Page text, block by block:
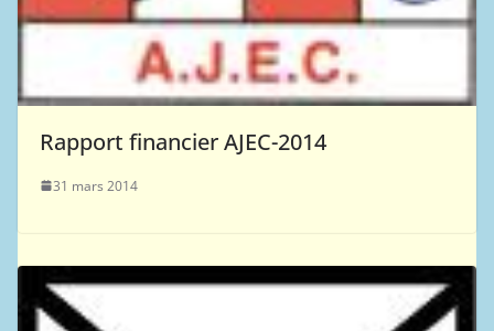
Rapport financier AJEC-2014
31 mars 2014